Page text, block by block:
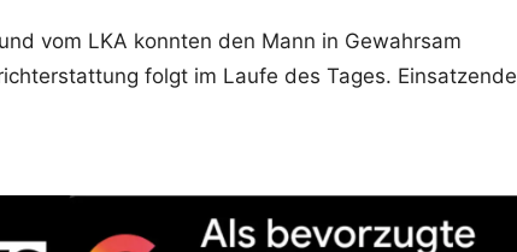
vom LKA konnten den Mann in Gewahrsam
folgt im Laufe des Tages. Einsatzende